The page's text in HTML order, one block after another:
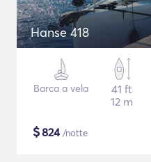
Hanse 418
Barca a vela
41 ft
12 m
$824/notte